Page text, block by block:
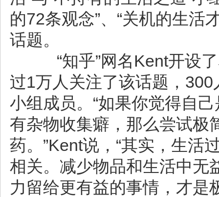
的72条观念”、“关机的生活
话题。
“知乎”网名Kent开设了
过1万人关注了该话题，
小组成员。“如果你觉得自
有杂物收集癖，那么尝试极
药。”Kent说，“其实，生活
相关。减少物品和生活中无
力留给更有益的事情，才是